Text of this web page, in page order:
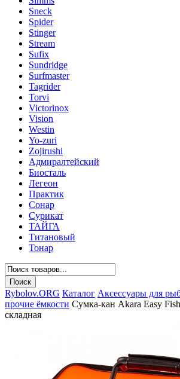
Sneck
Spider
Stinger
Stream
Sufix
Sundridge
Surfmaster
Tagrider
Torvi
Victorinox
Vision
Westin
Yo-zuri
Zojirushi
Адмиралтейский
Биосталь
Легеон
Практик
Сонар
Сурикат
ТАЙГА
Титановый
Тонар
Rybolov.ORG Каталог Аксессуары для
прочие ёмкости Сумка-кан Akara Easy
складная